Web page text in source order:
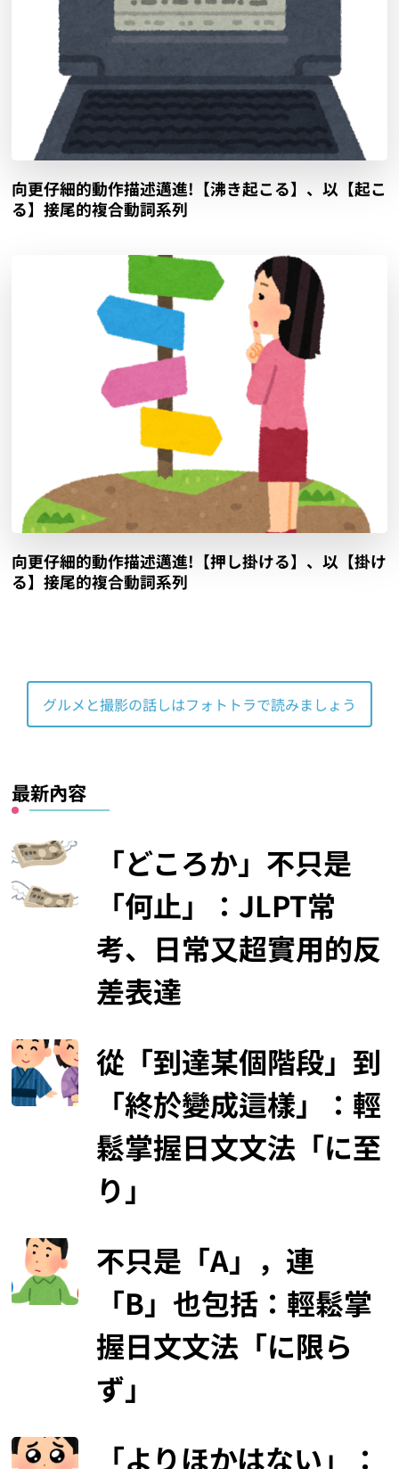
向更仔細的動作描述邁進!【沸き起こる】、以【起こ
る】接尾的複合動詞系列
向更仔細的動作描述邁進!【押し掛ける】、以【掛け
る】接尾的複合動詞系列
グルメと撮影の話しはフォトトラで読みましょう
最新內容
「どころか」不只是
「何止」：JLPT常
考、日常又超實用的反
差表達
從「到達某個階段」到
「終於變成這樣」：輕
鬆掌握日文文法「に至
り」
不只是「A」，連
「B」也包括：輕鬆掌
握日文文法「に限ら
ず」
「よりほかはない」：